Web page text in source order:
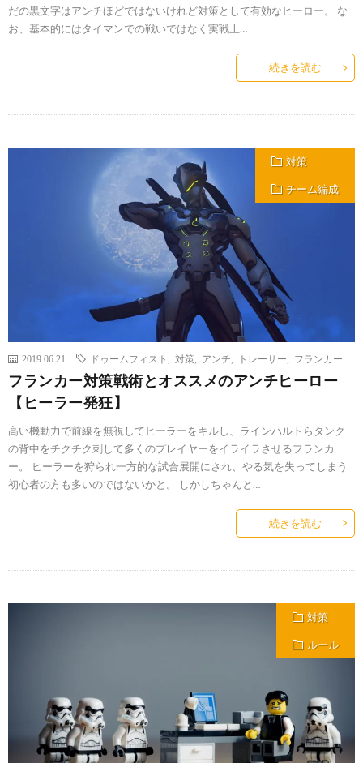
だの黒文字はアンチほどではないけれど対策として有効なヒーロー。 な
お、基本的にはタイマンでの戦いではなく実戦上…
続きを読む
対策
チーム編成
2019.06.21 ドゥームフィスト 対策 アンチ トレーサー フランカー
フランカー対策戦術とオススメのアンチヒーロー
【ヒーラー発狂】
高い機動力で前線を無視してヒーラーをキルし、ラインハルトらタンク
の背中をチクチク刺して多くのプレイヤーをイライラさせるフランカ
ー。 ヒーラーを狩られ一方的な試合展開にされ、やる気を失ってしまう
初心者の方も多いのではないかと。 しかしちゃんと…
続きを読む
対策
ルール